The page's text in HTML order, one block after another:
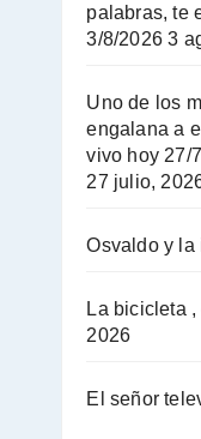
palabras, te
3/8/2026 3
Uno de los
engalana a
vivo hoy 27/
27 julio,
Osvaldo y
La bicicleta
2026
El señor